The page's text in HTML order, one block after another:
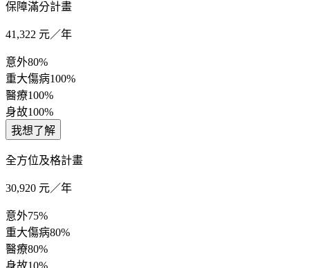
保障滿分計畫
41,322 元／年
意外80%
重大傷病100%
醫療100%
身故100%
我想了解
全方位及格計畫
30,920 元／年
意外75%
重大傷病80%
醫療80%